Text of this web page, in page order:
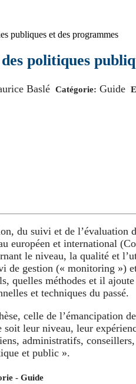
politiques
Baslé Catégorie: Guide
du suivi et de l’évaluation
européen et international
le niveau, la qualité et
de gestion (« monitoring »)
quelles méthodes et il
et techniques du passé.
celle de l’émancipation
soit leur niveau, leur
administratifs,
et public ».
- Guide